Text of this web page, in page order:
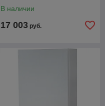
В наличии
17 003 руб.